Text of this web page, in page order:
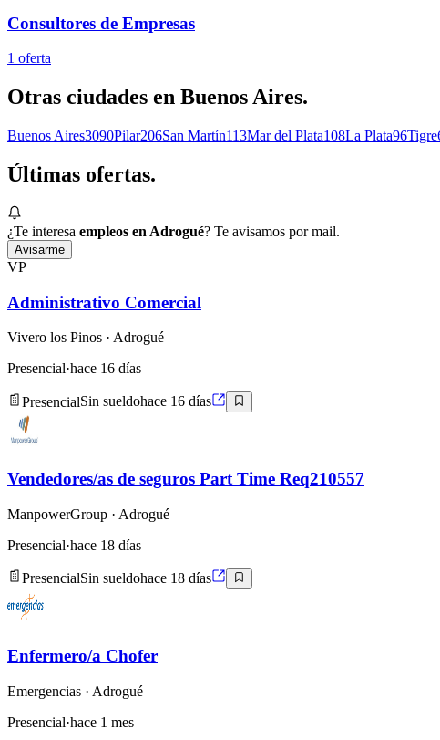
Consultores de Empresas
1 oferta
Otras ciudades en Buenos Aires.
Buenos Aires3090Pilar206San Martín113Mar del Plata108La Plata96Tigre
Últimas ofertas.
¿Te interesa empleos en Adrogué? Te avisamos por mail.
Avisarme
VP
Administrativo Comercial
Vivero los Pinos · Adrogué
Presencial·hace 16 días
PresencialSin sueldohace 16 días
Vendedores/as de seguros Part Time Req210557
ManpowerGroup · Adrogué
Presencial·hace 18 días
PresencialSin sueldohace 18 días
Enfermero/a Chofer
Emergencias · Adrogué
Presencial·hace 1 mes